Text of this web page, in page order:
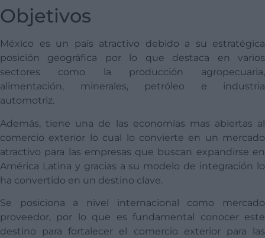
Objetivos
México es un país atractivo debido a su estratégica
posición geográfica por lo que destaca en varios
sectores como la producción agropecuaria,
alimentación, minerales, petróleo e industria
automotriz.
Además, tiene una de las economías mas abiertas al
comercio exterior lo cual lo convierte en un mercado
atractivo para las empresas que buscan expandirse en
América Latina y gracias a su modelo de integración lo
ha convertido en un destino clave.
Se posiciona a nivel internacional como mercado
proveedor, por lo que es fundamental conocer este
destino para fortalecer el comercio exterior para las